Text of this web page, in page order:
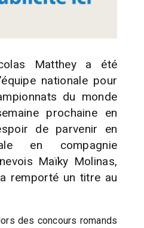
Matthey a été
nationale pour
du monde
prochaine en
de parvenir en
en compagnie
Maïky Molinas,
remporté un titre au
des concours romands